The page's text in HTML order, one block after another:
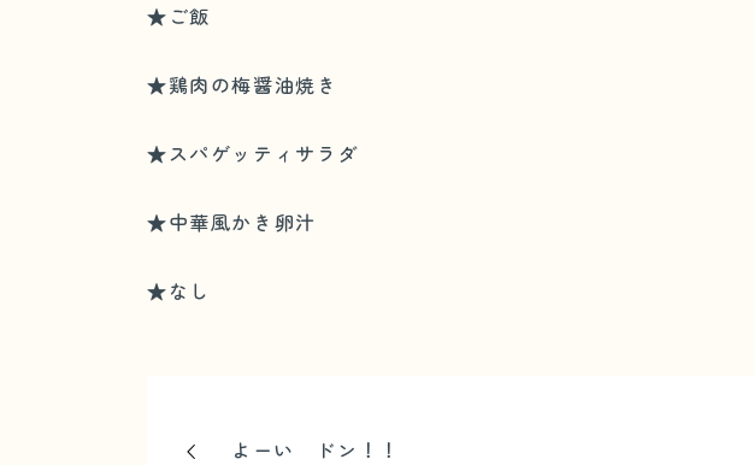
★ご飯
★鶏肉の梅醤油焼き
★スパゲッティサラダ
★中華風かき卵汁
★なし
よーい ドン！！